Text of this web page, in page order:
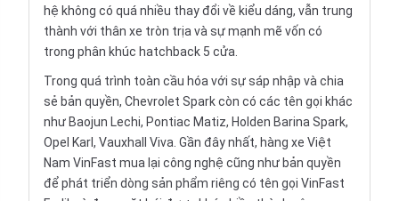
hệ không có quá nhiều thay đổi về kiểu dáng, vẫn trung
thành với thân xe tròn trịa và sự mạnh mẽ vốn có
trong phân khúc hatchback 5 cửa.
Trong quá trình toàn cầu hóa với sự sáp nhập và chia
sẻ bản quyền, Chevrolet Spark còn có các tên gọi khác
như Baojun Lechi, Pontiac Matiz, Holden Barina Spark,
Opel Karl, Vauxhall Viva. Gần đây nhất, hàng xe Việt
Nam VinFast mua lại công nghệ cũng như bản quyền
để phát triển dòng sản phẩm riêng có tên gọi VinFast